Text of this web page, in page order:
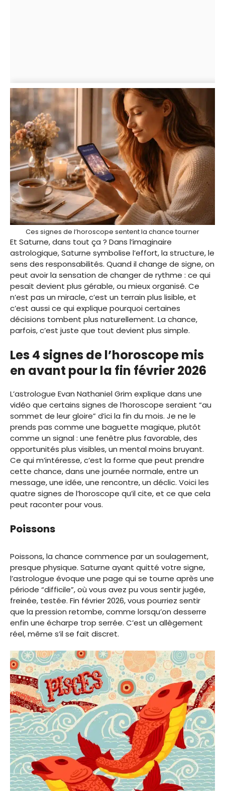
Ces signes de l’horoscope sentent la chance tourner
Et Saturne, dans tout ça ? Dans l’imaginaire
astrologique, Saturne symbolise l’effort, la structure, le
sens des responsabilités. Quand il change de signe, on
peut avoir la sensation de changer de rythme : ce qui
pesait devient plus gérable, ou mieux organisé. Ce
n’est pas un miracle, c’est un terrain plus lisible, et
c’est aussi ce qui explique pourquoi certaines
décisions tombent plus naturellement. La chance,
parfois, c’est juste que tout devient plus simple.
Les 4 signes de l’horoscope mis
en avant pour la fin février 2026
L’astrologue Evan Nathaniel Grim explique dans une
vidéo que certains signes de l’horoscope seraient “au
sommet de leur gloire” d’ici la fin du mois. Je ne le
prends pas comme une baguette magique, plutôt
comme un signal : une fenêtre plus favorable, des
opportunités plus visibles, un mental moins bruyant.
Ce qui m’intéresse, c’est la forme que peut prendre
cette chance, dans une journée normale, entre un
message, une idée, une rencontre, un déclic. Voici les
quatre signes de l’horoscope qu’il cite, et ce que cela
peut raconter pour vous.
Poissons
Poissons, la chance commence par un soulagement,
presque physique. Saturne ayant quitté votre signe,
l’astrologue évoque une page qui se tourne après une
période “difficile”, où vous avez pu vous sentir jugée,
freinée, testée. Fin février 2026, vous pourriez sentir
que la pression retombe, comme lorsqu’on desserre
enfin une écharpe trop serrée. C’est un allègement
réel, même s’il se fait discret.